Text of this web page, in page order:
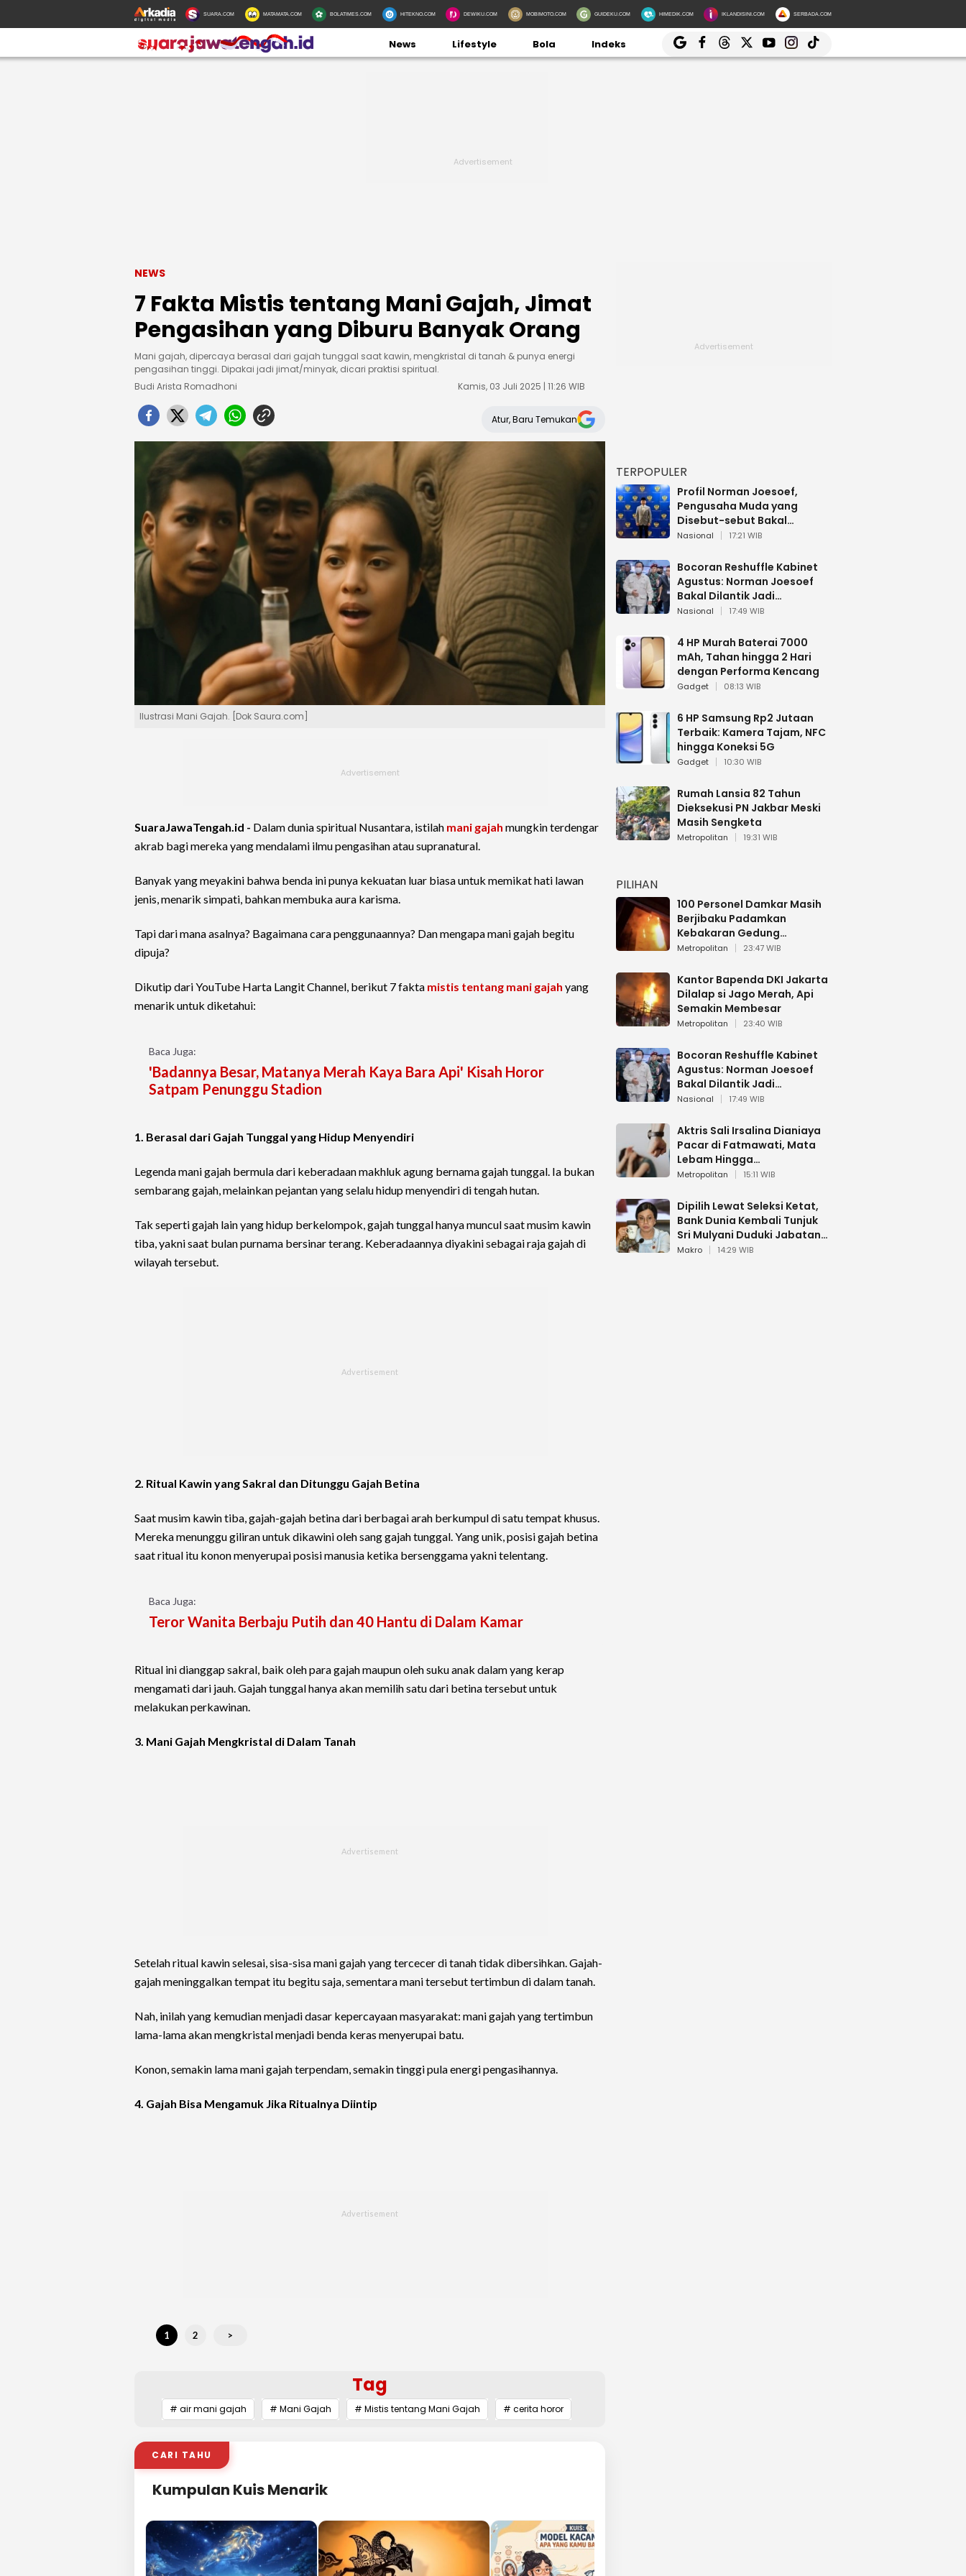
SUARA.COM MATAMATA.COM BOLATIMES.COM HITEKNO.COM DEWIKU.COM MOBIMOTO.COM GUIDEKU.COM HIMEDIK.COM IKLANDISINI.COM SERBADA.COM
News Lifestyle Bola Indeks
NEWS
7 Fakta Mistis tentang Mani Gajah, Jimat
Pengasihan yang Diburu Banyak Orang
Mani gajah, dipercaya berasal dari gajah tunggal saat kawin, mengkristal di tanah & punya energi
pengasihan tinggi. Dipakai jadi jimat/minyak, dicari praktisi spiritual.
Budi Arista Romadhoni
Kamis, 03 Juli 2025 | 11:26 WIB
Atur, Baru Temukan
Ilustrasi Mani Gajah. [Dok Saura.com]
SuaraJawaTengah.id - Dalam dunia spiritual Nusantara, istilah mani gajah mungkin terdengar
akrab bagi mereka yang mendalami ilmu pengasihan atau supranatural.
Banyak yang meyakini bahwa benda ini punya kekuatan luar biasa untuk memikat hati lawan
jenis, menarik simpati, bahkan membuka aura karisma.
Tapi dari mana asalnya? Bagaimana cara penggunaannya? Dan mengapa mani gajah begitu
dipuja?
Dikutip dari YouTube Harta Langit Channel, berikut 7 fakta mistis tentang mani gajah yang
menarik untuk diketahui:
Baca Juga:
'Badannya Besar, Matanya Merah Kaya Bara Api' Kisah Horor
Satpam Penunggu Stadion
1. Berasal dari Gajah Tunggal yang Hidup Menyendiri
Legenda mani gajah bermula dari keberadaan makhluk agung bernama gajah tunggal. Ia bukan
sembarang gajah, melainkan pejantan yang selalu hidup menyendiri di tengah hutan.
Tak seperti gajah lain yang hidup berkelompok, gajah tunggal hanya muncul saat musim kawin
tiba, yakni saat bulan purnama bersinar terang. Keberadaannya diyakini sebagai raja gajah di
wilayah tersebut.
2. Ritual Kawin yang Sakral dan Ditunggu Gajah Betina
Saat musim kawin tiba, gajah-gajah betina dari berbagai arah berkumpul di satu tempat khusus.
Mereka menunggu giliran untuk dikawini oleh sang gajah tunggal. Yang unik, posisi gajah betina
saat ritual itu konon menyerupai posisi manusia ketika bersenggama yakni telentang.
Baca Juga:
Teror Wanita Berbaju Putih dan 40 Hantu di Dalam Kamar
Ritual ini dianggap sakral, baik oleh para gajah maupun oleh suku anak dalam yang kerap
mengamati dari jauh. Gajah tunggal hanya akan memilih satu dari betina tersebut untuk
melakukan perkawinan.
3. Mani Gajah Mengkristal di Dalam Tanah
Setelah ritual kawin selesai, sisa-sisa mani gajah yang tercecer di tanah tidak dibersihkan. Gajah-
gajah meninggalkan tempat itu begitu saja, sementara mani tersebut tertimbun di dalam tanah.
Nah, inilah yang kemudian menjadi dasar kepercayaan masyarakat: mani gajah yang tertimbun
lama-lama akan mengkristal menjadi benda keras menyerupai batu.
Konon, semakin lama mani gajah terpendam, semakin tinggi pula energi pengasihannya.
4. Gajah Bisa Mengamuk Jika Ritualnya Diintip
1 2 >
Tag
# air mani gajah # Mani Gajah # Mistis tentang Mani Gajah # cerita horor
CARI TAHU
Kumpulan Kuis Menarik
TERPOPULER
Profil Norman Joesoef,
Pengusaha Muda yang
Disebut-sebut Bakal
Dilantik Jadi Wamenhan RI
Nasional 17:21 WIB
Bocoran Reshuffle Kabinet
Agustus: Norman Joesoef
Bakal Dilantik Jadi
Wamenhan RI
Nasional 17:49 WIB
4 HP Murah Baterai 7000
mAh, Tahan hingga 2 Hari
dengan Performa Kencang
Gadget 08:13 WIB
6 HP Samsung Rp2 Jutaan
Terbaik: Kamera Tajam, NFC
hingga Koneksi 5G
Gadget 10:30 WIB
Rumah Lansia 82 Tahun
Dieksekusi PN Jakbar Meski
Masih Sengketa
Metropolitan 19:31 WIB
PILIHAN
100 Personel Damkar Masih
Berjibaku Padamkan
Kebakaran Gedung
Bapenda DKI
Metropolitan 23:47 WIB
Kantor Bapenda DKI Jakarta
Dilalap si Jago Merah, Api
Semakin Membesar
Metropolitan 23:40 WIB
Bocoran Reshuffle Kabinet
Agustus: Norman Joesoef
Bakal Dilantik Jadi
Wamenhan RI
Nasional 17:49 WIB
Aktris Sali Irsalina Dianiaya
Pacar di Fatmawati, Mata
Lebam Hingga
Diselamatkan Polantas
Metropolitan 15:11 WIB
Dipilih Lewat Seleksi Ketat,
Bank Dunia Kembali Tunjuk
Sri Mulyani Duduki Jabatan
Strategis
Makro 14:29 WIB